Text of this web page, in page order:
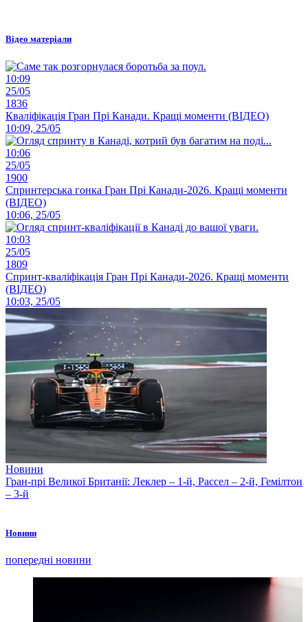
Відео матеріали
10:09
25/05
1836
Кваліфікація Гран Прі Канади. Кращі моменти (ВІДЕО)
10:09, 25/05
10:06
25/05
1900
Спринтерська гонка Гран Прі Канади-2026. Кращі моменти
(ВІДЕО)
10:06, 25/05
10:03
25/05
1809
Спринт-кваліфікація Гран Прі Канади-2026. Кращі моменти
(ВІДЕО)
10:03, 25/05
Новини
Гран-прі Великої Британії: Леклер – 1-й, Рассел – 2-й, Гемілтон
– 3-й
Новини
попередні новини